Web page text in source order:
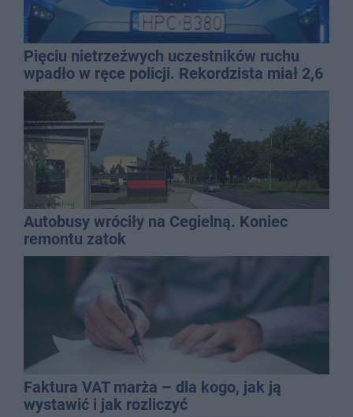
Pięciu nietrzeźwych uczestników ruchu
wpadło w ręce policji. Rekordzista miał 2,6
promila
Autobusy wróciły na Cegielną. Koniec
remontu zatok
Faktura VAT marża – dla kogo, jak ją
wystawić i jak rozliczyć